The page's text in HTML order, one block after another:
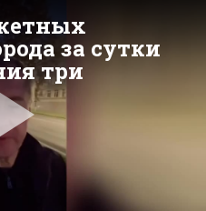
за сутки
три